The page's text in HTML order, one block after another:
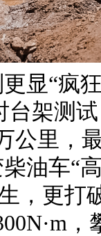
显“疯
台架测
公里，
油车“
，更